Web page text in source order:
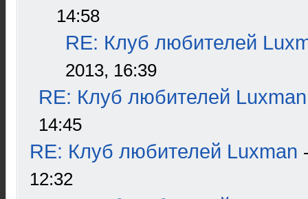
14:58
RE: Клуб любителей
2013, 16:39
RE: Клуб любителей Luxman
14:45
RE: Клуб любителей Luxman
12:32